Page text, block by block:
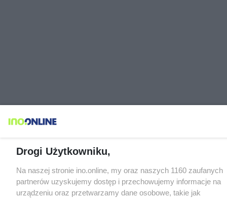
Drogi Użytkowniku,
Na naszej stronie ino.online, my oraz naszych 1160 zaufanych
partnerów uzyskujemy dostęp i przechowujemy informacje na
urządzeniu oraz przetwarzamy dane osobowe, takie jak